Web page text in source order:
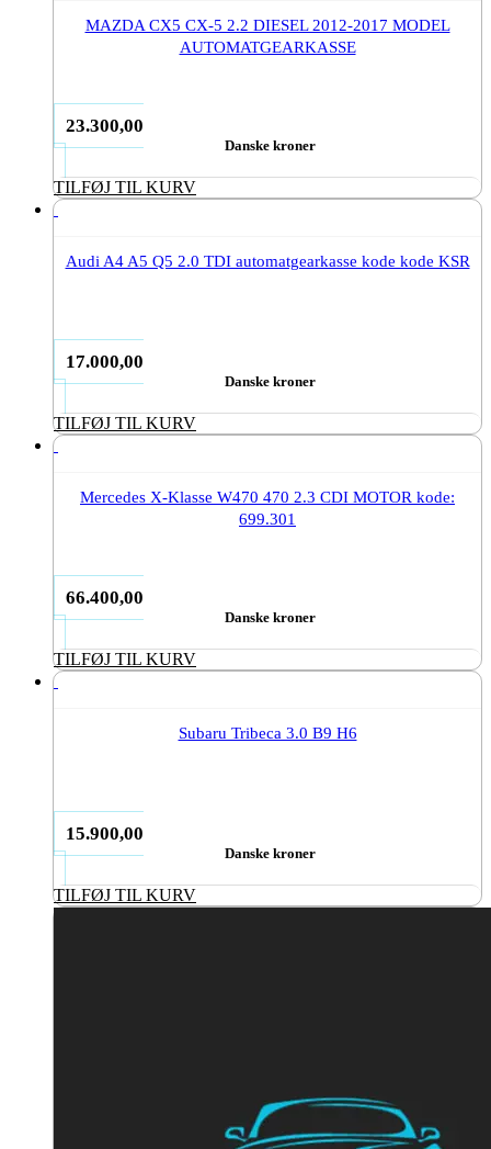
MAZDA CX5 CX-5 2.2 DIESEL 2012-2017 MODEL
AUTOMATGEARKASSE
23.300,00
Danske kroner
TILFØJ TIL KURV
Audi A4 A5 Q5 2.0 TDI automatgearkasse kode kode KSR
17.000,00
Danske kroner
TILFØJ TIL KURV
Mercedes X-Klasse W470 470 2.3 CDI MOTOR kode:
699.301
66.400,00
Danske kroner
TILFØJ TIL KURV
Subaru Tribeca 3.0 B9 H6
15.900,00
Danske kroner
TILFØJ TIL KURV